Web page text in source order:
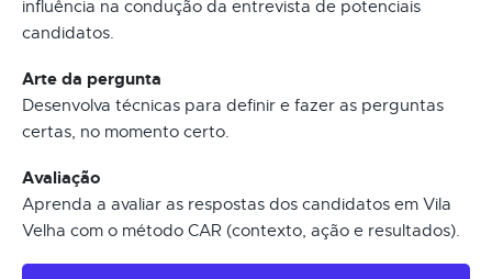
influência na condução da entrevista de potenciais
candidatos.
Arte da pergunta
Desenvolva técnicas para definir e fazer as perguntas
certas, no momento certo.
Avaliação
Aprenda a avaliar as respostas dos candidatos em Vila
Velha com o método CAR (contexto, ação e resultados).